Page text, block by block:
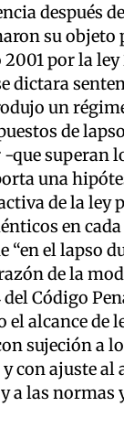
después
su objeto
por la ley
dictara
un
de
que superan
una
de la ley
en cada
“en el lapso
de la
Código
alcance de
sujeción a
y con ajuste
a las normas